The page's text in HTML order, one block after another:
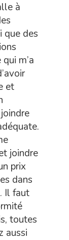
à
que des
m’a
et
joindre
prix
dans
Il faut
toutes
aussi